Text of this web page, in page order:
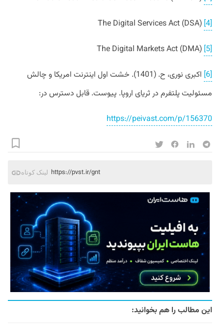
[4]
[5]
[6]
اکبری نوری، ح. (1401). خشت اول اینترنت امریکا و چالش
مسئولیت پلتفرم در ثریای اروپا. پیوست. قابل دسترس در:
https://peivast.com/p/156370
لینک کوتاه https://pvst.ir/gnt
این مطالب را هم بخوانید: